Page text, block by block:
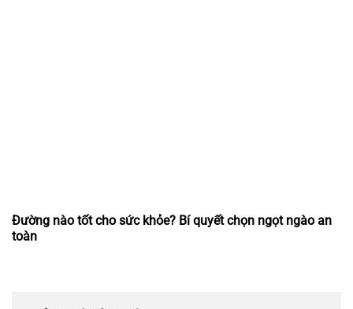
Đường nào tốt cho sức khỏe? Bí quyết chọn ngọt ngào an
toàn